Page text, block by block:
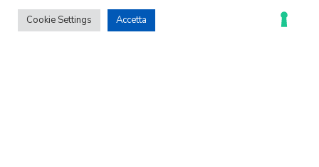
Cookie Settings Accetta